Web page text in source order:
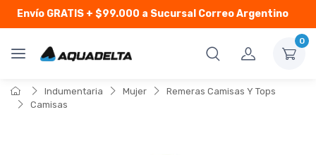
Envío GRATIS+ $99.000 a Sucursal Correo Argentino
0
Indumentaria Mujer
Remeras Camisas Y Tops
Camisas